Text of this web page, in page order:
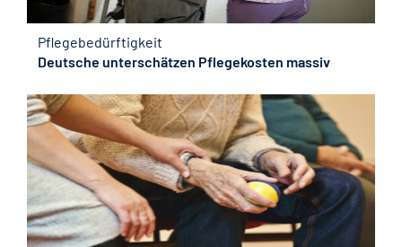
Pflegebedürftigkeit
Deutsche unterschätzen Pflegekosten massiv